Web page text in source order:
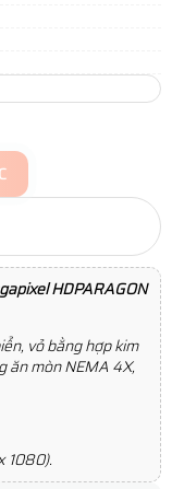
HDPARAGON
vỏ bằng hợp kim
ăn mòn NEMA 4X,
1080).